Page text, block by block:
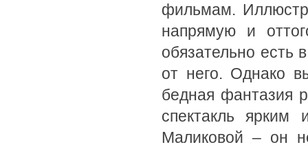
фильмам.
напрямую и
обязательно есть
от него. Однако
бедная фантазия
спектакль ярким
Маликовой – он